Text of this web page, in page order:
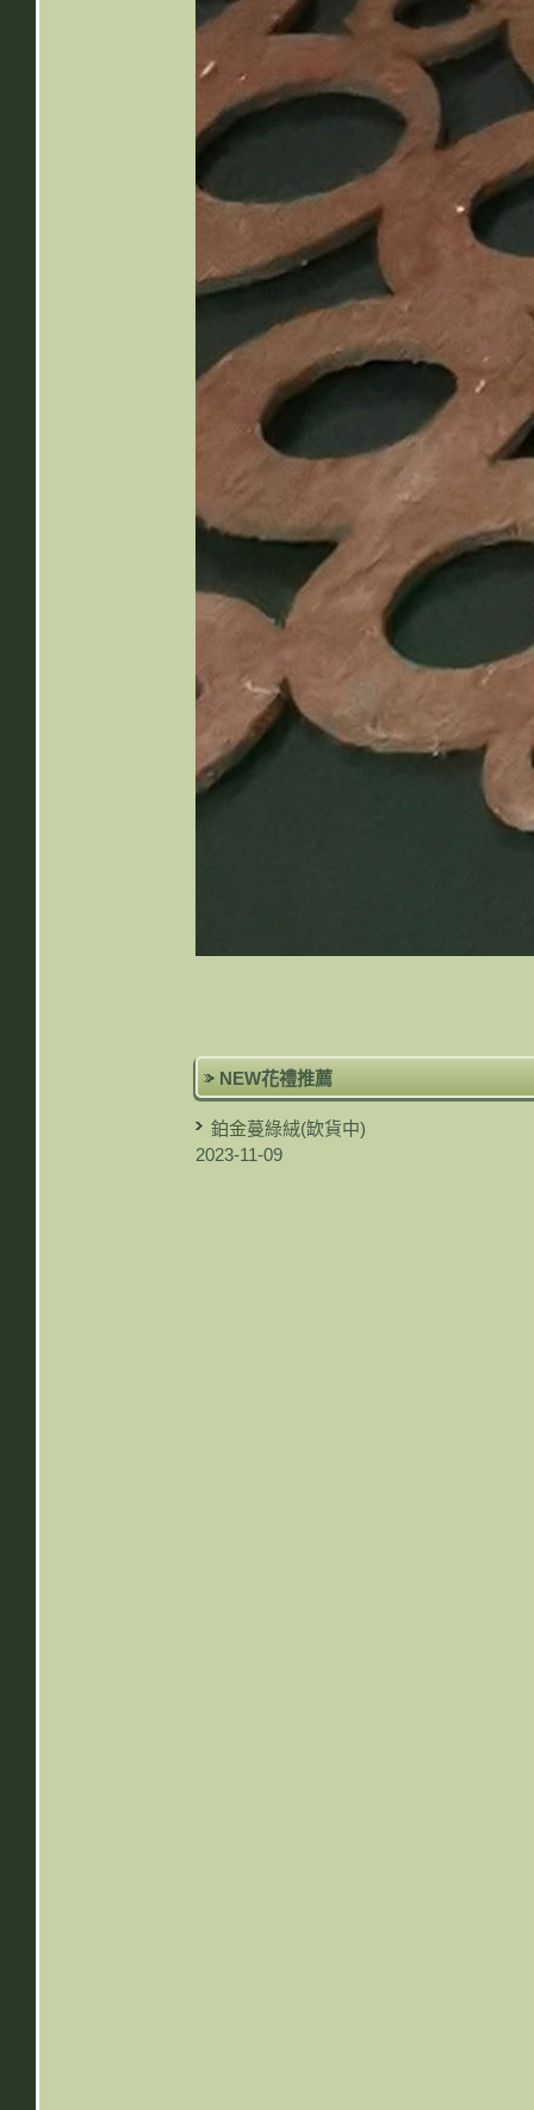
NEW花禮推薦
鉑金蔓綠絨(缼貨中)
2023-11-09